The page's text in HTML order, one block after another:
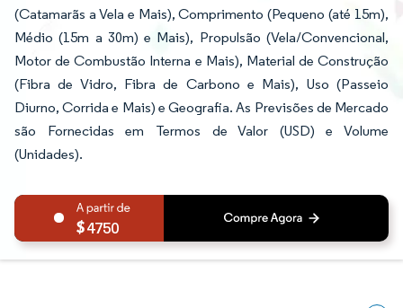
(Catamarãs a Vela e Mais), Comprimento (Pequeno (até 15m),
Médio (15m a 30m) e Mais), Propulsão (Vela/Convencional,
Motor de Combustão Interna e Mais), Material de Construção
(Fibra de Vidro, Fibra de Carbono e Mais), Uso (Passeio
Diurno, Corrida e Mais) e Geografia. As Previsões de Mercado
são Fornecidas em Termos de Valor (USD) e Volume
(Unidades).
4750